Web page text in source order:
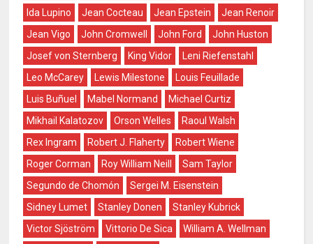
Ida Lupino
Jean Cocteau Jean Epstein
Jean Renoir
Jean Vigo
John Cromwell John Ford
John Huston
Josef von Sternberg
King Vidor
Leni Riefenstahl
Leo McCarey
Lewis Milestone
Louis Feuillade
Luis Buñuel
Mabel Normand
Michael Curtiz
Mikhail Kalatozov
Orson Welles
Raoul Walsh
Rex Ingram
Robert J. Flaherty
Robert Wiene
Roger Corman
Roy William Neill
Sam Taylor
Segundo de Chomón
Sergei M. Eisenstein
Sidney Lumet
Stanley Donen
Stanley Kubrick
Victor Sjöström
Vittorio De Sica
William A. Wellman